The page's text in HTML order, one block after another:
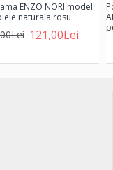
ENZO NORI model
naturala rosu
121,00Lei